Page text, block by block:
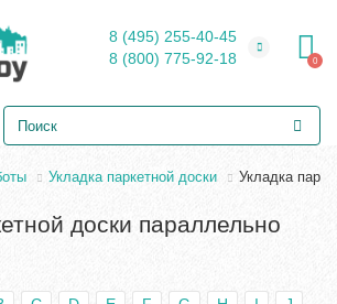
8 (495) 255-40-45
8 (800) 775-92-18
0
Укладка паркетной доски Укладка
доски параллельно